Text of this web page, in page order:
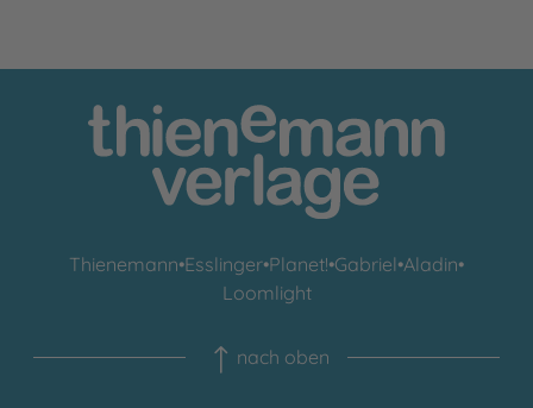
Thienemann•Esslinger•Planet!•Gabriel•Aladin•
Loomlight
nach oben